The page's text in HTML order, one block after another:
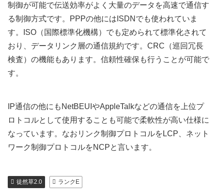
制御が可能で伝送効率がよく大量のデータを高速で通信す
る制御方式です。PPPの他にはISDNでも使われていま
す。ISO（国際標準化機構）でも定められて標準化されて
おり、データリンク層の通信規約です。CRC（巡回冗長
検査）の機能もあります。信頼性確保も行うことが可能で
す。
IP通信の他にもNetBEUIやAppleTalkなどの通信を上位プ
ロトコルとして使用することも可能で柔軟性が高い仕様に
なっています。なおリンク制御プロトコルをLCP、ネット
ワーク制御プロトコルをNCPと言います。
徒然草2.0 ランクE